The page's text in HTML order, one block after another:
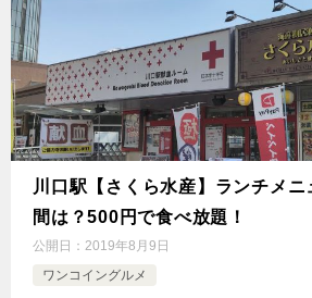
川口駅【さくら水産】ランチメ
間は？500円で食べ放題！
公開日： 2019年8月9日
ワンコイングルメ